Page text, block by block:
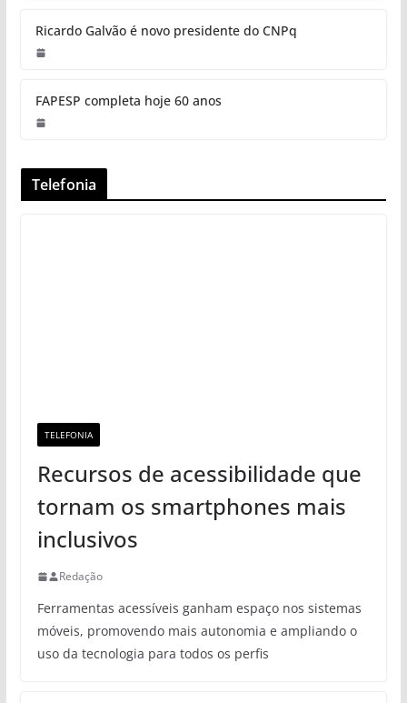
Ricardo Galvão é novo presidente do CNPq
FAPESP completa hoje 60 anos
Telefonia
TELEFONIA
Recursos de acessibilidade que
tornam os smartphones mais
inclusivos
Redação
Ferramentas acessíveis ganham espaço nos sistemas
móveis, promovendo mais autonomia e ampliando o
uso da tecnologia para todos os perfis